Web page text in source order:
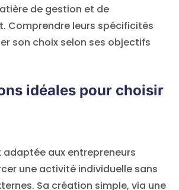
de gestion et de
Comprendre leurs spécificités
son choix selon ses objectifs
idéales pour choisir
adaptée aux entrepreneurs
une activité individuelle sans
Sa création simple, via une